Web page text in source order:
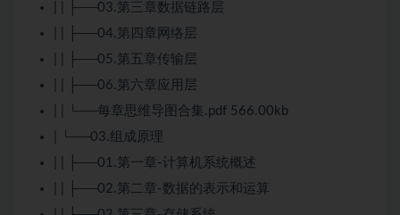
| | ├──03.第三章数据链路层
| | ├──04.第四章网络层
| | ├──05.第五章传输层
| | ├──06.第六章应用层
| | └──每章思维导图合集.pdf 566.00kb
| └──03.组成原理
| | ├──01.第一章-计算机系统概述
| | ├──02.第二章-数据的表示和运算